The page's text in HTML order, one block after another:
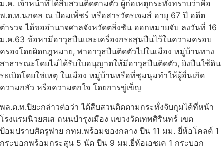
ม.ค. เจ้าหน้าที่ได้สืบสวนติดตามตัว ผู้ก่อเหตุกระทั่งทราบว่าคือ
พ.ต.ท.นภดล ณ ป้อมเพ็ชร์ หรือสารวัตรเจมส์ อายุ 67 ปี อดีต
ตำรวจ ได้ขออำนาจศาลจังหวัดตลิ่งชัน ออกหมายจับ ลงวันที่ 16
ม.ค.63 ข้อหามีอาวุธปืนและเครื่องกระสุนปืนไว้ในความครอบ
ครองโดยผิดกฎหมาย, พาอาวุธปืนติดตัวไปในเมือง หมู่บ้านทาง
สาธารณะโดยไม่ได้รับใบอนุญาตให้มีอาวุธปืนติดตัว, ยิงปืนใช้ดิน
ระเบิดโดยใช่เหตุ ในเมือง หมู่บ้านหรือที่ชุมนุมทำให้ผู้อื่นเกิด
ความกลัว หรือความตกใจ โดยการขู่เข็ญ
พล.ต.ท.ปิยะกล่าวต่อว่า ได้สืบสวนติดตามกระทั่งจับกุมได้ที่หน้า
โรงแรมนิวยศเส ถนนบำรุงเมือง แขวงวัดเทพศิรินทร์ เขต
ป้อมปราบศัตรูพ่าย กทม.พร้อมของกลาง ปืน 11 มม. ยี่ห้อโคลต์ 1
กระบอกพร้อมกระสุน 5 นัด ปืน 9 มม.ยี่ห้อเอชเค 1 กระบอก